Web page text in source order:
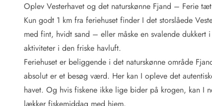
We love people!
Fritidsaktiviteter
Esmark VIP partnerfordele
Esmark KidsVIP
LEGOLAND® rabat
Ferie med børn
Ferie med hund
Oplev Vesterhavet og det naturskønne Fjand – Ferie
Kun godt 1 km fra feriehuset finder I det storslåede
med fint, hvidt sand – eller måske en svalende
aktiviteter i den friske havluft.
Feriehuset er beliggende i det naturskønne område
absolut er et besøg værd. Her kan I opleve det
havet. Og hvis fiskene ikke lige bider på krogen, kan I